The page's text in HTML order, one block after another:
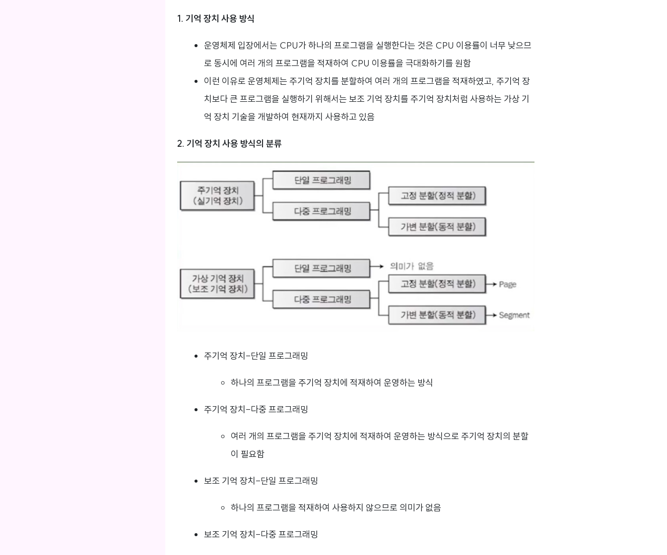
1. 기억 장치 사용 방식
운영체제 입장에서는 CPU가 하나의 프로그램을 실행한다는 것은 CPU 이용률이 너무 낮으므
로 동시에 여러 개의 프로그램을 적재하여 CPU 이용률을 극대화하기를 원함
이런 이유로 운영체제는 주기억 장치를 분할하여 여러 개의 프로그램을 적재하였고, 주기억 장
치보다 큰 프로그램을 실행하기 위해서는 보조 기억 장치를 주기억 장치처럼 사용하는 가상 기
억 장치 기술을 개발하여 현재까지 사용하고 있음
2. 기억 장치 사용 방식의 분류
주기억 장치-단일 프로그래밍
하나의 프로그램을 주기억 장치에 적재하여 운영하는 방식
주기억 장치-다중 프로그래밍
여러 개의 프로그램을 주기억 장치에 적재하여 운영하는 방식으로 주기억 장치의 분할
이 필요함
보조 기억 장치-단일 프로그래밍
하나의 프로그램을 적재하여 사용하지 않으므로 의미가 없음
보조 기억 장치-다중 프로그래밍